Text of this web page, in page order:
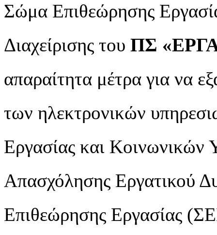
Σώμα Επιθεώρησης
Διαχείρισης του ΠΣ
απαραίτητα μέτρα για να
των ηλεκτρονικών
Εργασίας και
Απασχόλησης Εργατικού
Επιθεώρησης Εργασίας